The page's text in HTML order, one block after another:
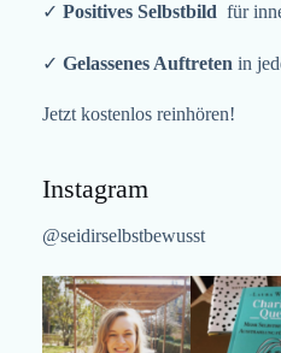
✓ Positives Selbstbild für
✓ Gelassenes Auftreten in
Jetzt kostenlos reinhören!
Instagram
@seidirselbstbewusst